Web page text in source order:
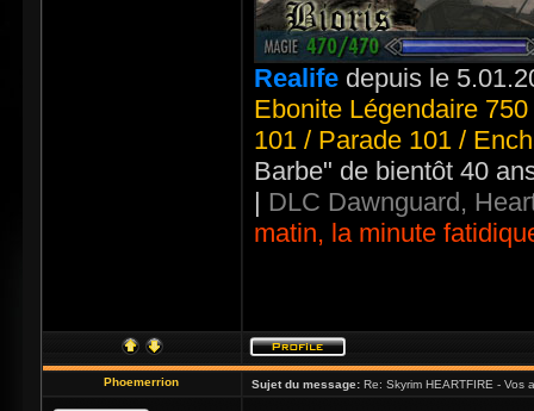
Realife depuis le
Ebonite Légendaire
101 / Parade 101 /
Barbe" de bientôt 40
| DLC Dawnguard,
matin, la minute
Phoemerrion Sujet du message: Re: Skyrim HEARTFIRE - Vos